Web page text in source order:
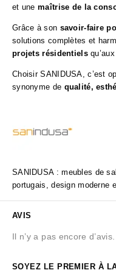
et unemaîtrise de la
Grâce à son savoir-faire
solutions complètes et
projets résidentiels
Choisir SANIDUSA, c’est
synonyme de qualité,
SANIDUSA : meubles de
portugais, design moderne
AVIS
Il n’y a pas encore d’avis.
SOYEZ LE PREMIER À